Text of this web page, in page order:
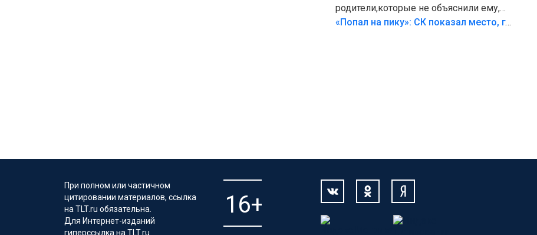
родители,которые не объяснили ему,
что такое хорошо и что такое плохо!
«Попал на пику»: СК показал место, где был смертельно травмирован ребенок в Тольятти
При полном или частичном
цитировании материалов, ссылка
на TLT.ru обязательна.
Для Интернет-изданий
гиперссылка на TLT.ru